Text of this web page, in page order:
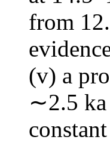
from
(v) a
∼2.5 ka